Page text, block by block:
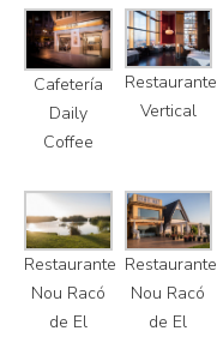
Cafetería
Daily
Coffee
Restaurante
Vertical
Restaurante
Nou Racó
de El
Restaurante
Nou Racó
de El